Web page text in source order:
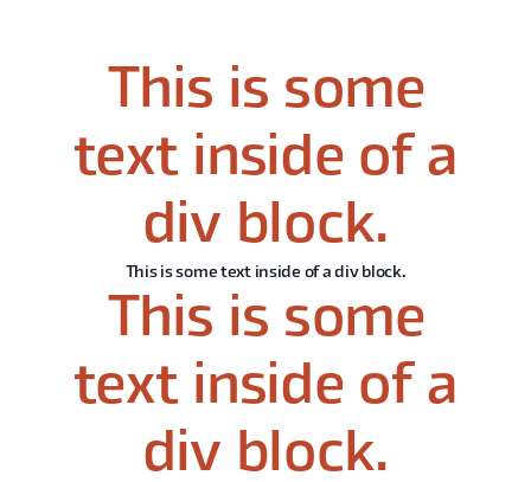
This is some
text inside of a
div block.
This is some text inside of a div block.
This is some
text inside of a
div block.